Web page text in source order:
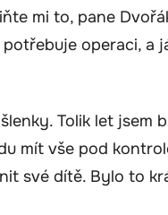
mi to, pane
operaci, a
Tolik let jsem
mít vše pod
své dítě. Bylo to